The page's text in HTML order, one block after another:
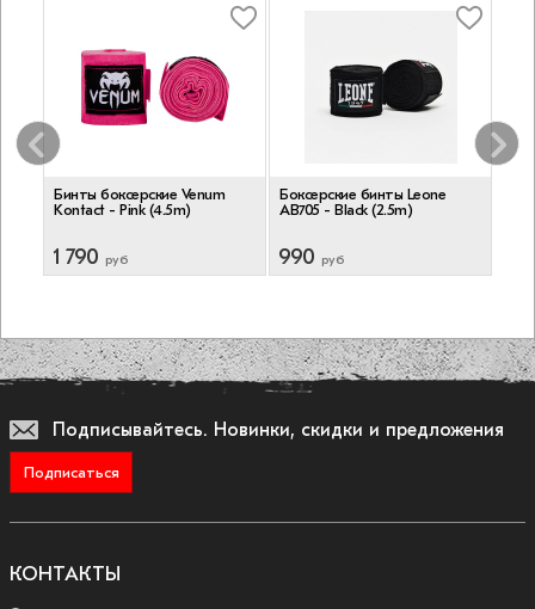
Бинты боксерские Venum
Kontact - Pink (4.5m)
1 790 руб
Боксерские бинты Leone
AB705 - Black (2.5m)
990 руб
Подписывайтесь. Новинки, скидки и предложения
Подписаться
КОНТАКТЫ